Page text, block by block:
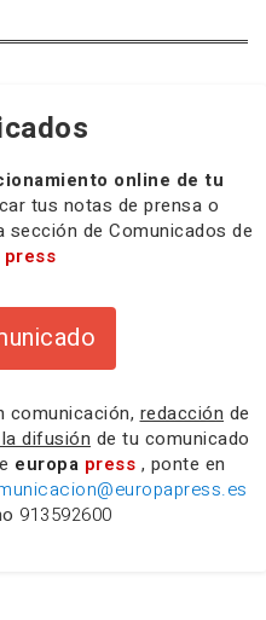
online de tu
tus notas de prensa o
de Comunicados de
press
comunicación, redacción de
difusión de tu comunicado
europa press , ponte en
913592600